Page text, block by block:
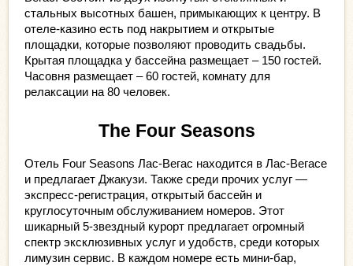
стальных высотных башен, примыкающих к центру. В
отеле-казино есть под накрытием и открытые
площадки, которые позволяют проводить свадьбы.
Крытая площадка у бассейна размещает – 150 гостей.
Часовня размещает – 60 гостей, комнату для
релаксации на 80 человек.
The Four Seasons
Отель Four Seasons Лас-Вегас находится в Лас-Вегасе
и предлагает Джакузи. Также среди прочих услуг —
экспресс-регистрация, открытый бассейн и
круглосуточным обслуживанием номеров. Этот
шикарный 5-звездный курорт предлагает огромный
спектр эксклюзивных услуг и удобств, среди которых
лимузин сервис. В каждом номере есть мини-бар,